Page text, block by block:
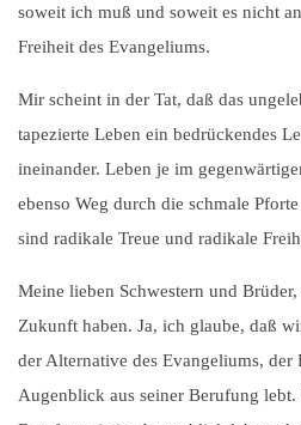
soweit ich muß und soweit es nicht
Freiheit des Evangeliums.
Mir scheint in der Tat, daß das
tapezierte Leben ein bedrückendes
ineinander. Leben je im
ebenso Weg durch die schmale
sind radikale Treue und radikale
Meine lieben Schwestern und
Zukunft haben. Ja, ich glaube, daß
der Alternative des Evangeliums, der
Augenblick aus seiner Berufung